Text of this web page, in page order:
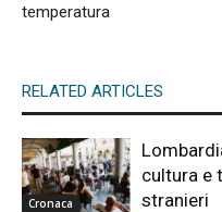
temperatura
RELATED ARTICLES
Cronaca
cultura e
stranieri